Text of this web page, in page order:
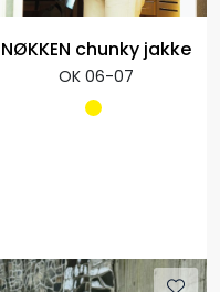
NØKKEN chunky jakke
OK 06-07